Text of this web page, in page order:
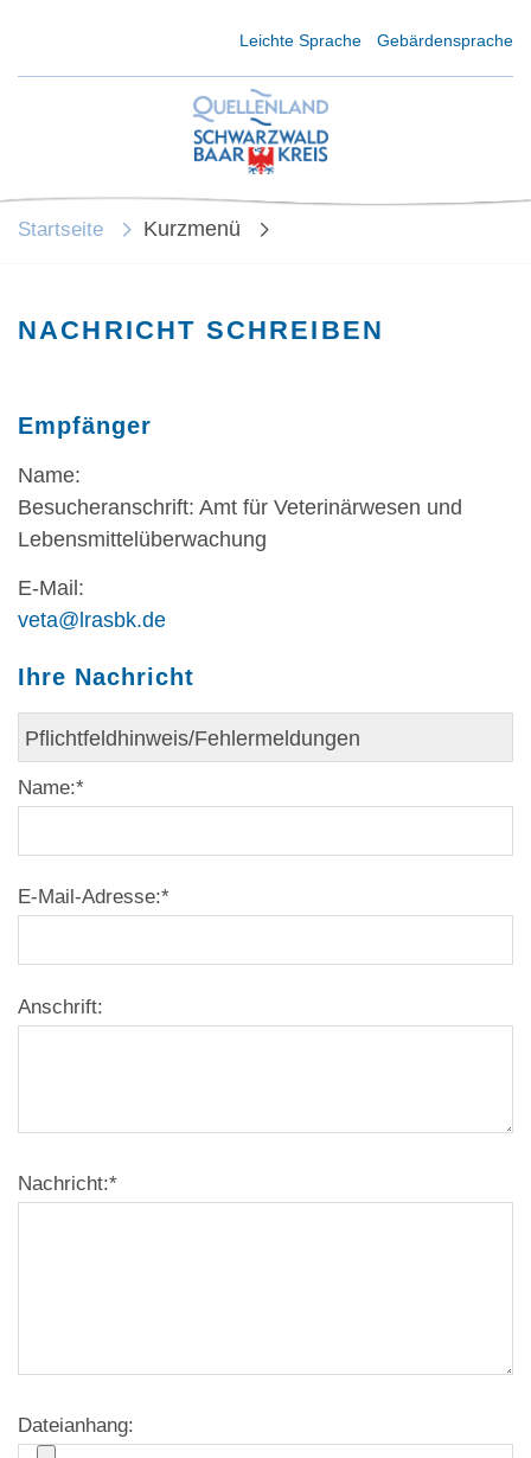
Leichte Sprache Gebärdensprache
Startseite Kurzmenü
NACHRICHT SCHREIBEN
Empfänger
Name:
Besucheranschrift: Amt für Veterinärwesen und
Lebensmittelüberwachung
E-Mail:
veta@lrasbk.de
Ihre Nachricht
Name:*
E-Mail-Adresse:*
Anschrift:
Nachricht:*
Dateianhang: